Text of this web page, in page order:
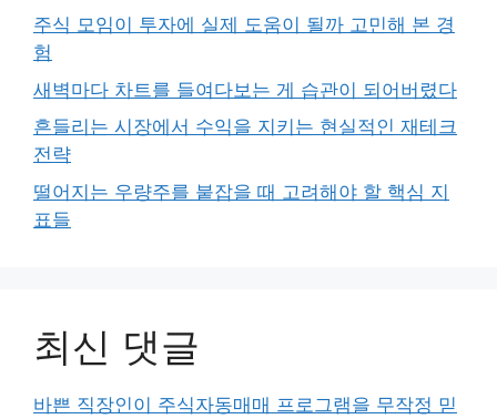
주식 모임이 투자에 실제 도움이 될까 고민해 본 경
험
새벽마다 차트를 들여다보는 게 습관이 되어버렸다
흔들리는 시장에서 수익을 지키는 현실적인 재테크
전략
떨어지는 우량주를 붙잡을 때 고려해야 할 핵심 지
표들
최신 댓글
바쁜 직장인이 주식자동매매 프로그램을 무작정 믿